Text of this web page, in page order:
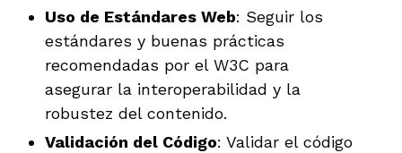
Uso de Estándares Web: Seguir los
estándares y buenas prácticas
recomendadas por el W3C para
asegurar la interoperabilidad y la
robustez del contenido.
Validación del Código: Validar el código